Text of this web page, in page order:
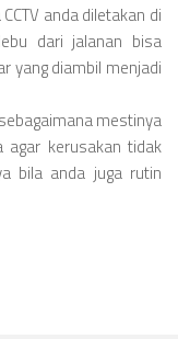
anda diletakan di
dari jalanan bisa
yang diambil menjadi
mestinya
agar kerusakan tidak
bila anda juga rutin